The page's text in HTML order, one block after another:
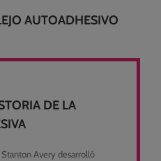
AUTOADHESIVO
DE LA
Avery desarrolló